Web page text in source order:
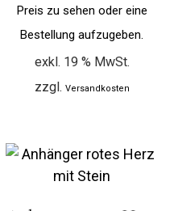
Preis zu sehen oder eine
Bestellung aufzugeben.
exkl. 19 % MwSt.
zzgl. Versandkosten